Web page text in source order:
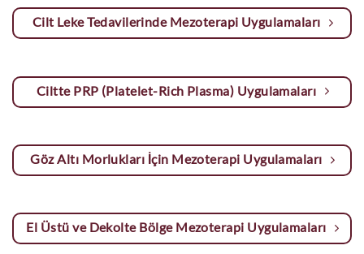
Cilt Leke Tedavilerinde Mezoterapi Uygulamaları
Ciltte PRP (Platelet-Rich Plasma) Uygulamaları
Göz Altı Morlukları İçin Mezoterapi Uygulamaları
El Üstü ve Dekolte Bölge Mezoterapi Uygulamaları